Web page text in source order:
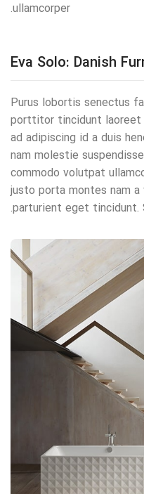
ullamcorper.
Purus lobortis senectus
porttitor tincidunt
ad adipiscing id a duis
nam molestie
commodo volutpat
justo porta montes nam
parturient eget tincidunt.